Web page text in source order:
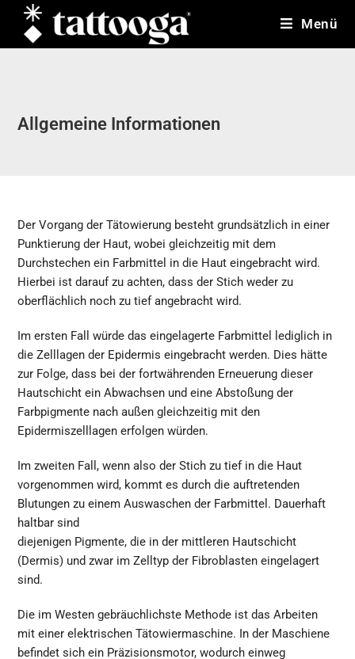
springen
Menü
Allgemeine Informationen
Der Vorgang der Tätowierung besteht grundsätzlich in einer
Punktierung der Haut, wobei gleichzeitig mit dem
Durchstechen ein Farbmittel in die Haut eingebracht wird.
Hierbei ist darauf zu achten, dass der Stich weder zu
oberflächlich noch zu tief angebracht wird.
Im ersten Fall würde das eingelagerte Farbmittel lediglich in
die Zelllagen der Epidermis eingebracht werden. Dies hätte
zur Folge, dass bei der fortwährenden Erneuerung dieser
Hautschicht ein Abwachsen und eine Abstoßung der
Farbpigmente nach außen gleichzeitig mit den
Epidermiszelllagen erfolgen würden.
Im zweiten Fall, wenn also der Stich zu tief in die Haut
vorgenommen wird, kommt es durch die auftretenden
Blutungen zu einem Auswaschen der Farbmittel. Dauerhaft
haltbar sind
diejenigen Pigmente, die in der mittleren Hautschicht
(Dermis) und zwar im Zelltyp der Fibroblasten eingelagert
sind.
Die im Westen gebräuchlichste Methode ist das Arbeiten
mit einer elektrischen Tätowiermaschine. In der Maschiene
befindet sich ein Präzisionsmotor, wodurch einweg